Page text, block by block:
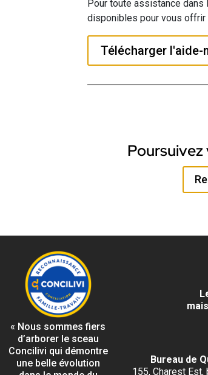
Pour toute assistance dans
disponibles pour vous offrir
Télécharger l'aide-
« Nous sommes fiers
d’arborer le sceau
Concilivi qui démontre
une belle évolution
Bureau de
155, Charest Est,